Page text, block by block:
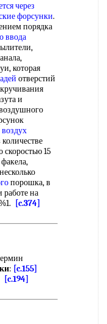
через
форсунки.
порядка
ввода
которая
отверстий
и
количестве
скоростью 15
факела,
порошка, в
работе на
[c.374]
: [c.155]
[c.194]